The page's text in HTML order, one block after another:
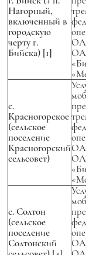
Нагорный,
включенный в
городскую
черту г.
Бийска) [1]
с.
Красногорское
(сельское
поселение
Красногорский
сельсовет)
с. Солтон
(сельское
поселение
Солтонский